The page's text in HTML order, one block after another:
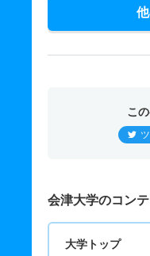
こ
会津大学のコン
大学トップ